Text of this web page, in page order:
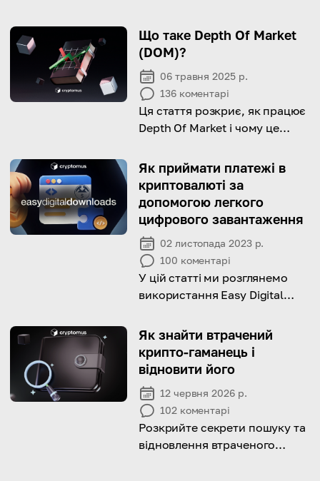
Що таке Depth Of Market
(DOM)?
06 травня 2025 р.
136 коментарі
Ця стаття розкриє, як працює
Depth Of Market і чому це
Як приймати платежі в
криптовалюті за
допомогою легкого
цифрового завантаження
02 листопада 2023 р.
100 коментарі
У цій статті ми розглянемо
використання Easy Digital
для розширення глобальних
продажів.
Як знайти втрачений
крипто-гаманець і
відновити його
12 червня 2026 р.
102 коментарі
Розкрийте секрети пошуку та
відновлення втраченого